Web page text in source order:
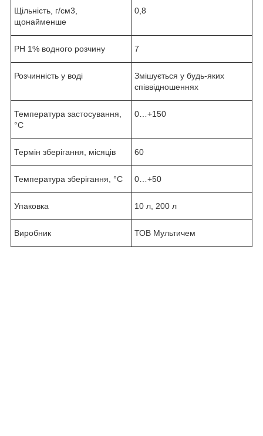
Щільність, г/см3,
щонайменше
0,8
РН 1% водного розчину 7
Розчинність у воді
Змішується у будь-яких
співвідношеннях
Температура застосування,
°С
0…+150
Термін зберігання, місяців 60
Температура зберігання, °С 0…+50
Упаковка 10 л, 200 л
Виробник ТОВ Мультичем